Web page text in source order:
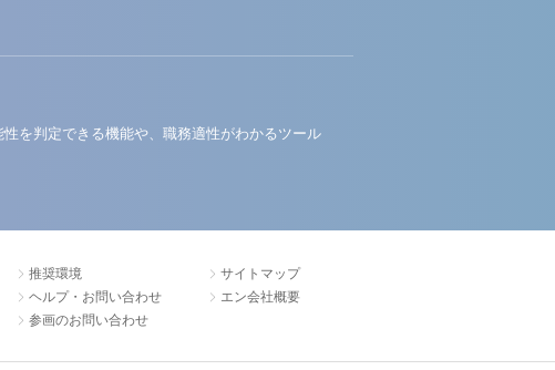
を判定できる機能や、職務適性がわかるツール
推奨環境
ヘルプ・お問い合わせ
参画のお問い合わせ
サイトマップ
エン会社概要